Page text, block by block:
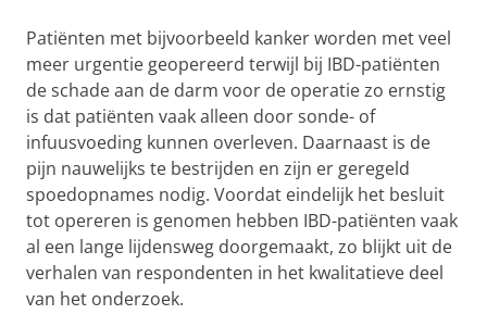
Patiënten met bijvoorbeeld kanker worden met veel
meer urgentie geopereerd terwijl bij IBD-patiënten
de schade aan de darm voor de operatie zo ernstig
is dat patiënten vaak alleen door sonde- of
infuusvoeding kunnen overleven. Daarnaast is de
pijn nauwelijks te bestrijden en zijn er geregeld
spoedopnames nodig. Voordat eindelijk het besluit
tot opereren is genomen hebben IBD-patiënten vaak
al een lange lijdensweg doorgemaakt, zo blijkt uit de
verhalen van respondenten in het kwalitatieve deel
van het onderzoek.